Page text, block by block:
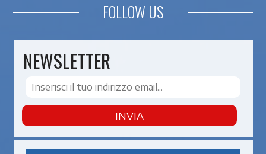
FOLLOW US
NEWSLETTER
INVIA